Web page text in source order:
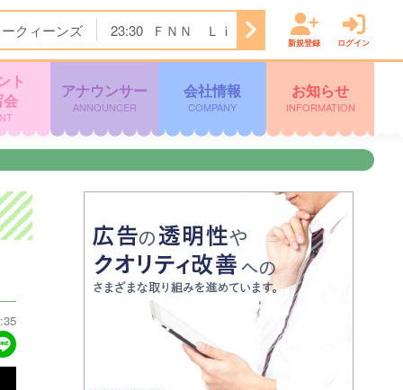
クィーンズ 23:30 ＦＮＮ Ｌｉｖｅ Ｎｅｗｓ α
新規登録 ログイン
ト
アナウンサー
ANNOUNCER
会社情報
COMPANY
お知らせ
INFORMATION